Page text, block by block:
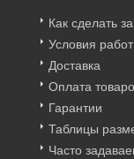
Как сделать
Условия
Доставка
Оплата
Гарантии
Таблицы
Часто